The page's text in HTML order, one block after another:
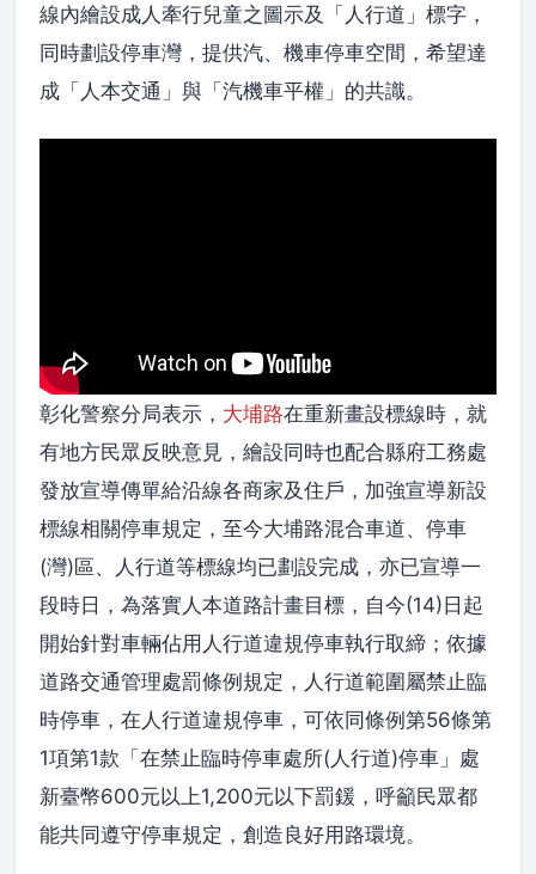
線內繪設成人牽行兒童之圖示及「人行道」標字，
同時劃設停車灣，提供汽、機車停車空間，希望達
成「人本交通」與「汽機車平權」的共識。
彰化警察分局表示， 大埔路在重新畫設標線時，就
有地方民眾反映意見，繪設同時也配合縣府工務處
發放宣導傳單給沿線各商家及住戶，加強宣導新設
標線相關停車規定，至今大埔路混合車道、停車
(灣)區、人行道等標線均已劃設完成，亦已宣導一
段時日，為落實人本道路計畫目標，自今(14)日起
開始針對車輛佔用人行道違規停車執行取締；依據
道路交通管理處罰條例規定，人行道範圍屬禁止臨
時停車，在人行道違規停車，可依同條例第56條第
1項第1款「在禁止臨時停車處所(人行道)停車」處
新臺幣600元以上1,200元以下罰鍰，呼籲民眾都
能共同遵守停車規定，創造良好用路環境。